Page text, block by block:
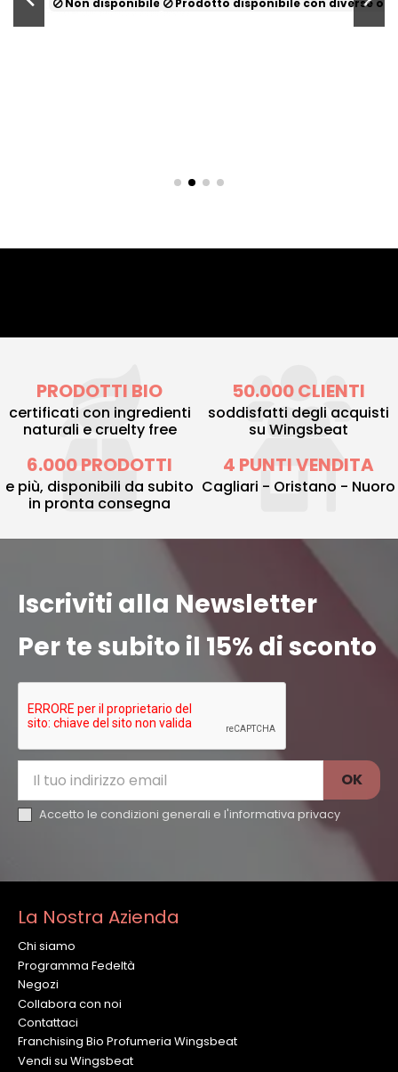
PRODOTTI BIO
certificati con ingredienti
naturali e cruelty free
50.000 CLIENTI
soddisfatti degli acquisti
su Wingsbeat
6.000 PRODOTTI
e più, disponibili da subito
in pronta consegna
4 PUNTI VENDITA
Cagliari - Oristano - Nuoro
Iscriviti alla Newsletter
Per te subito il 15% di sconto
Accetto le condizioni generali e l'informativa privacy
La Nostra Azienda
Chi siamo
Programma Fedeltà
Negozi
Collabora con noi
Contattaci
Franchising Bio Profumeria Wingsbeat
Vendi su Wingsbeat